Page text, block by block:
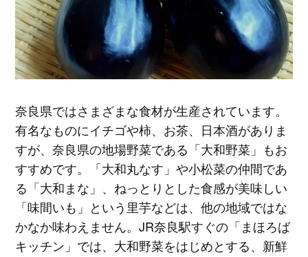
奈良県ではさまざまな食材が生産されています。
有名なものにイチゴや柿、お茶、日本酒がありま
すが、奈良県の地場野菜である「大和野菜」もお
すすめです。「大和丸なす」や小松菜の仲間であ
る「大和まな」、ねっとりとした食感が美味しい
「味間いも」という里芋などは、他の地域ではな
かなか味わえません。JR奈良駅すぐの「まほろば
キッチン」では、大和野菜をはじめとする、新鮮